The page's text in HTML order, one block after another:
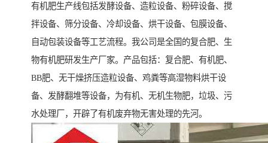
有机肥生产线包括发酵设备、造粒设备、粉碎设备、搅
拌设备、筛分设备、冷却设备、烘干设备、包膜设备、
自动包装设备等工艺流程。我公司是全国的复合肥、生
物有机肥研发生产厂家。产品包括：复合肥、有机肥、
BB肥、无干燥挤压造粒设备、鸡粪等高湿物料烘干设
备、发酵翻堆等设备，为有机、无机生物肥，垃圾、污
水处理厂，开辟了有机废弃物无害处理的先河。